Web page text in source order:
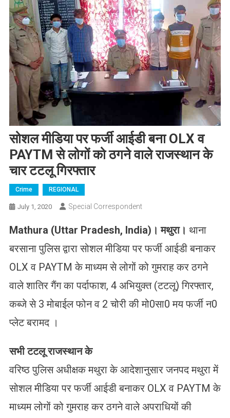
सोशल मीडिया पर फर्जी आईडी बना OLX व
PAYTM से लोगों को ठगने वाले राजस्थान के
चार टटलू गिरफ्तार
Crime REGIONAL
July 1, 2020 Special Correspondent
Mathura (Uttar Pradesh, India)। मथुरा। थाना
बरसाना पुलिस द्वारा सोशल मीडिया पर फर्जी आईडी बनाकर
OLX व PAYTM के माध्यम से लोगों को गुमराह कर ठगने
वाले शातिर गैंग का पर्दाफाश, 4 अभियुक्त (टटलू) गिरफ्तार,
कब्जे से 3 मोबाईल फोन व 2 चोरी की मो0सा0 मय फर्जी न0
प्लेट बरामद ।
सभी टटलू राजस्थान के
वरिष्ठ पुलिस अधीक्षक मथुरा के आदेशानुसार जनपद मथुरा में
सोशल मीडिया पर फर्जी आईडी बनाकर OLX व PAYTM के
माध्यम लोगों को गुमराह कर ठगने वाले अपराधियों की